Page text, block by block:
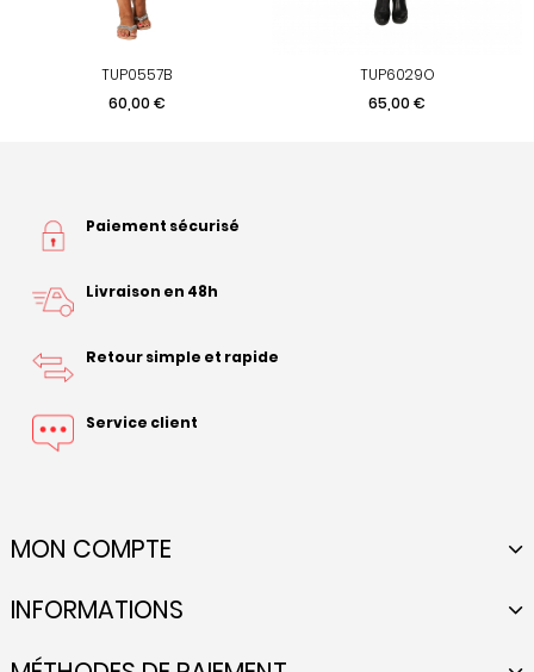
TUP0557B
Prix
60,00 €
TUP6029O
Prix
65,00 €
Paiement sécurisé
Livraison en 48h
Retour simple et rapide
Service client
MON COMPTE
INFORMATIONS